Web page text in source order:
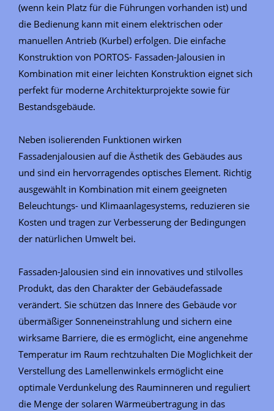
(wenn kein Platz für die Führungen vorhanden ist) und
die Bedienung kann mit einem elektrischen oder
manuellen Antrieb (Kurbel) erfolgen. Die einfache
Konstruktion von PORTOS- Fassaden-Jalousien in
Kombination mit einer leichten Konstruktion eignet sich
perfekt für moderne Architekturprojekte sowie für
Bestandsgebäude.
Neben isolierenden Funktionen wirken
Fassadenjalousien auf die Ästhetik des Gebäudes aus
und sind ein hervorragendes optisches Element. Richtig
ausgewählt in Kombination mit einem geeigneten
Beleuchtungs- und Klimaanlagesystems, reduzieren sie
Kosten und tragen zur Verbesserung der Bedingungen
der natürlichen Umwelt bei.
Fassaden-Jalousien sind ein innovatives und stilvolles
Produkt, das den Charakter der Gebäudefassade
verändert. Sie schützen das Innere des Gebäude vor
übermäßiger Sonneneinstrahlung und sichern eine
wirksame Barriere, die es ermöglicht, eine angenehme
Temperatur im Raum rechtzuhalten Die Möglichkeit der
Verstellung des Lamellenwinkels ermöglicht eine
optimale Verdunkelung des Rauminneren und reguliert
die Menge der solaren Wärmeübertragung in das